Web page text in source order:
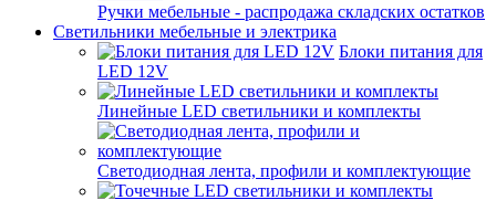
Ручки мебельные - распродажа складских остатков
Светильники мебельные и электрика
Блоки питания для
LED 12V
Линейные LED светильники и комплекты
Светодиодная лента, профили и комплектующие